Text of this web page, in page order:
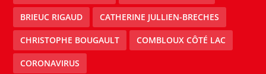
BRIEUC RIGAUD CATHERINE JULLIEN-BRECHES
CHRISTOPHE BOUGAULT COMBLOUX CÔTÉ LAC
CORONAVIRUS